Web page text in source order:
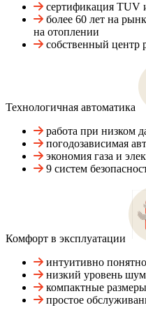
сертификация TUV
более 60 лет на
на отоплении
собственный центр
Технологичная автоматика
работа при низком
погодозависимая
экономия газа и
9 систем
Комфорт в эксплуатации
интуитивно
низкий уровень
компактные размеры
простое